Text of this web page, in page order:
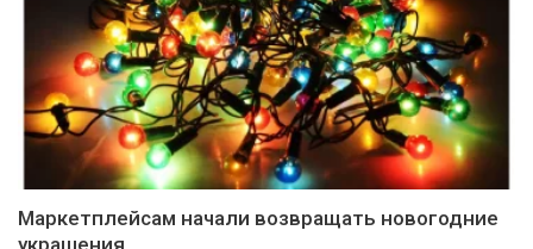
Маркетплейсам начали возвращать новогодние
украшения